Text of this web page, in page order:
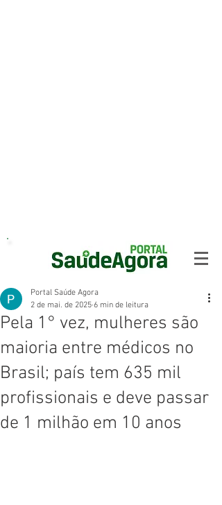
Pela 1° vez, mulheres são
maioria entre médicos no
Brasil; país tem 635 mil
profissionais e deve passar
de 1 milhão em 10 anos
Portal Saúde Agora
2 de mai. de 2025 6 min de leitura